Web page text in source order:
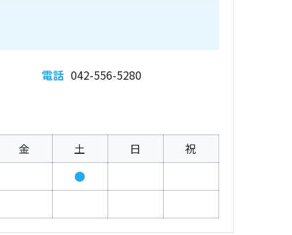
電話 042-556-5280
金 土 日 祝
●